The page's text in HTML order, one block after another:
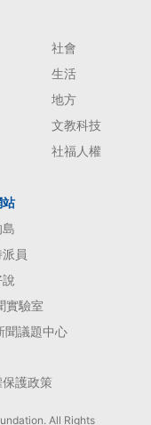
社會
生活
地方
文教科技
社福人權
站
員
實驗室
聞議題中心
護政策
All Rights